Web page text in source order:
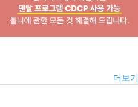
더보기